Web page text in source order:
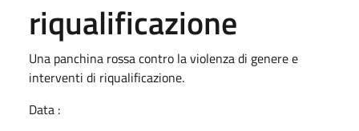
riqualificazione
Una panchina rossa contro la violenza di genere e
interventi di riqualificazione.
Data :